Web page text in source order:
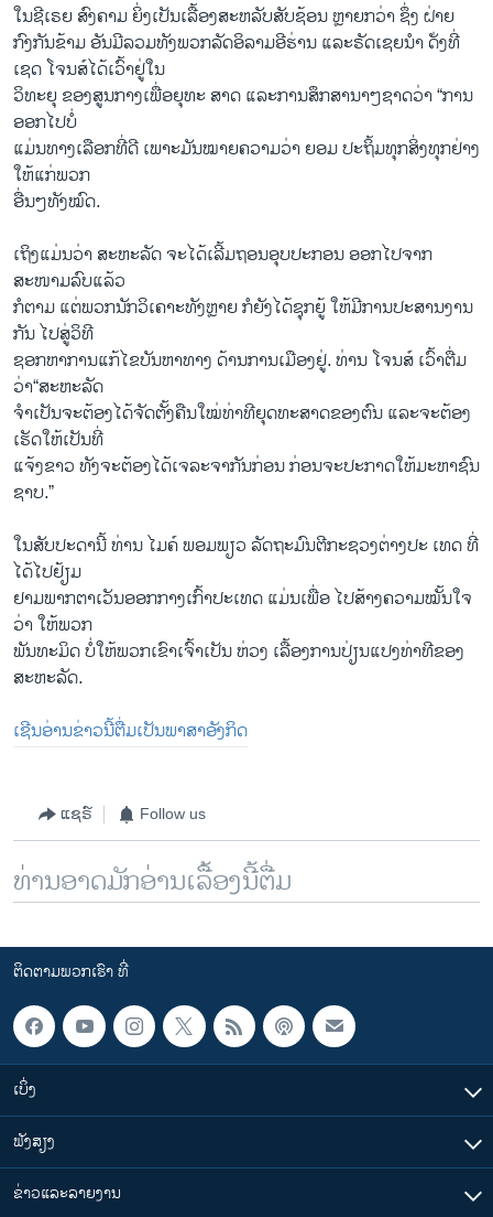
ໃນຊີເຣຍ ສົງຄາມ ຍິ່ງເປັນເລື້ອງສະຫລັບສັບຊ້ອນ ຫຼາຍກວ່າ ຊຶ່ງ ຝ່າຍ
ກົງກັນຂ້າມ ອັນມີລວມທັງພວກລັດອິລາມອີຮ່ານ ແລະຣັດເຊຍນຳ ດ່ັງທີ່
ເຊດ ໂຈນສ໌ໄດ້ເວົ້າຢູ່ໃນ
ວິທະຍຸ ຂອງສູນກາງເພື່ອຍຸທະ ສາດ ແລະ​ການສຶກ​ສານາໆຊາດວ່າ “ການ
ອອກໄປບໍ່
ແມ່ນທາງເລືອກທີ່ດີ ເພາະມັນໝາຍຄວາມວ່າ ຍອມ ປະຖິ້ມທຸກສິ່ງທຸກຢ່າງ
ໃຫ້ແກ່ພວກ
ອື່ນໆທັງໝົດ.
ເຖິງແມ່ນວ່າ ສະຫະລັດ ຈະໄດ້ເລີ້ມຖອນອຸບປະກອນ ອອກໄປຈາກ
ສະໜາມລົບແລ້ວ
ກໍຕາມ ແຕ່ພວກນັກວິເຄາະທັງຫຼາຍ ກໍຍັງໄດ້ຊຸກຍູ້ ໃຫ້ມີການປະສານງານ
ກັນ ໄປສູ່ວິທີ
ຊອກຫາການແກ້ໄຂບັນຫາທາງ ດ້ານການເມືອງຢູ່. ທ່ານ ໂຈນສ໌ ເວົ້າຕື່ມ
ວ່າ“ສະຫະລັດ
ຈຳເປັນຈະຕ້ອງໄດ້ຈັດຕັ້ງຄືນໃໝ່ທ່າທີຍຸດ​ທະ​ສາດຂອງຕົນ ແລະຈະຕ້ອງ
ເຮັດໃຫ້ເປັນທີ່
ແຈ້ງຂາວ ທັງຈະຕ້ອງໄດ້ເຈລະຈາກັນກ່ອນ ກ່ອນຈະປະກາດໃຫ້ມະຫາຊົນ
ຊາບ.”
ໃນສັບປະດານີ້ ທ່ານ ໄມຄ໌ ພອມພຽວ ລັດຖະມົນຕີກະຊວງຕ່າງປະ ເທດ ທີ່
ໄດ້ໄປຢ້ຽມ
ຢາມພາກຕາເວັນອອກກາງເກົ້າປະເທດ ແມ່ນເພື່ອ ໄປສ້າງຄວາມໝັ້ນໃຈ
ວ່າ ໃຫ້​ພວກ
​ພັນ​ທະ​ມິດ ບໍ່ໃຫ້ພວກເຂົາເຈົ້າເປັນ ຫ່ວງ ເລື້ອງການປ່ຽນແປງທ່າທີຂອງ
ສະຫະລັດ.
ເຊີນອ່ານຂ່າວນີ້ຕື່ມເປັນພາສາອັງກິດ
ແຊຣ໌ Follow us
ທ່ານອາດມັກອ່ານເລື້ອງນີ້ຕື່ມ
ຕິດຕາມພວກເຮົາ ທີ່
ເບິ່ງ
ຟັງສຽງ
ຂ່າວແລະລາຍງານ